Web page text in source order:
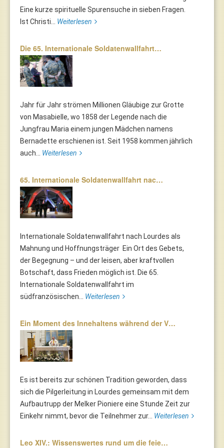
Eine kurze spirituelle Spurensuche in sieben Fragen.
Ist Christi... Weiterlesen
Die 65. Internationale Soldatenwallfahrt…
Jahr für Jahr strömen Millionen Gläubige zur Grotte
von Masabielle, wo 1858 der Legende nach die
Jungfrau Maria einem jungen Mädchen namens
Bernadette erschienen ist. Seit 1958 kommen jährlich
auch... Weiterlesen
65. Internationale Soldatenwallfahrt nac…
Internationale Soldatenwallfahrt nach Lourdes als
Mahnung und Hoffnungsträger Ein Ort des Gebets,
der Begegnung – und der leisen, aber kraftvollen
Botschaft, dass Frieden möglich ist. Die 65.
Internationale Soldatenwallfahrt im
südfranzösischen... Weiterlesen
Ein Moment des Innehaltens während der V…
Es ist bereits zur schönen Tradition geworden, dass
sich die Pilgerleitung in Lourdes gemeinsam mit dem
Aufbautrupp der Melker Pioniere eine Stunde Zeit zur
Einkehr nimmt, bevor die Teilnehmer zur... Weiterlesen
Leo XIV.: Wissenswertes rund um die feie…